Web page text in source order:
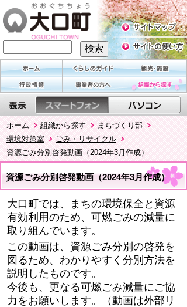
ホーム 組織から探す
まちづくり部
環境対策室
ごみ・リサイクル
資源ごみ分別啓発動画（2024年3月作成）
資源ごみ分別啓発動画（2024年3月作成）
大口町では、まちの環境保全と資源
有効利用のため、可燃ごみの減量に
取り組んでいます。
この動画は、資源ごみ分別の啓発を
図るため、わかりやすく分別方法を
説明したものです。
今後も、更なる可燃ごみ減量にご協
力をお願いします。（動画は外部リ